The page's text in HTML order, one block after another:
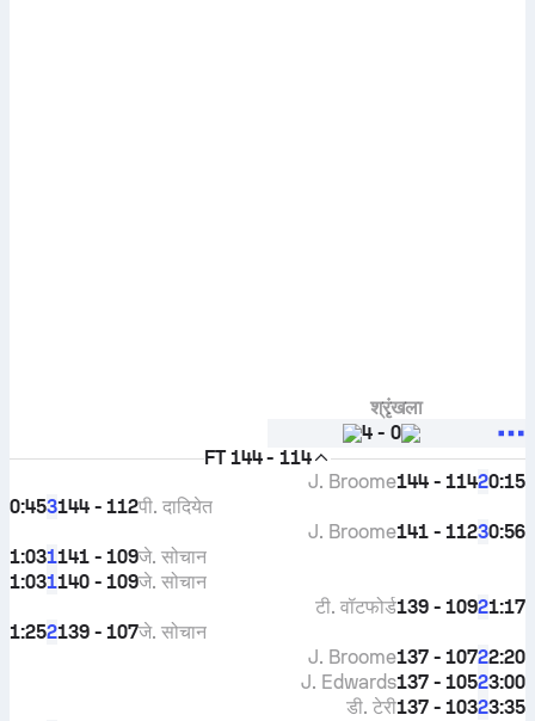
श्रृंखला
4 - 0
FT 144 - 114
0:15
2
144 - 114
J. Broome
0:453144 - 112पी. दादियेत
0:56
3
141 - 112
J. Broome
1:031141 - 109जे. सोचान
1:031140 - 109जे. सोचान
1:17
2
139 - 109
टी. वॉटफोर्ड
1:252139 - 107जे. सोचान
2:20
2
137 - 107
J. Broome
3:00
2
137 - 105
J. Edwards
3:35
2
137 - 103
डी. टेरी